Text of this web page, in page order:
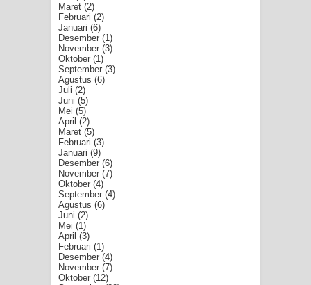
Maret (2)
Februari (2)
Januari (6)
Desember (1)
November (3)
Oktober (1)
September (3)
Agustus (6)
Juli (2)
Juni (5)
Mei (5)
April (2)
Maret (5)
Februari (3)
Januari (9)
Desember (6)
November (7)
Oktober (4)
September (4)
Agustus (6)
Juni (2)
Mei (1)
April (3)
Februari (1)
Desember (4)
November (7)
Oktober (12)